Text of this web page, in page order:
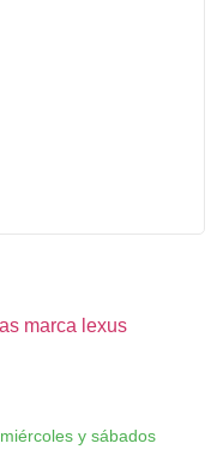
miércoles y sábados